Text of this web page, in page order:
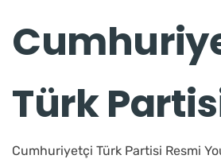
Türk
Cumhuriyetçi Türk Partisi Resmi